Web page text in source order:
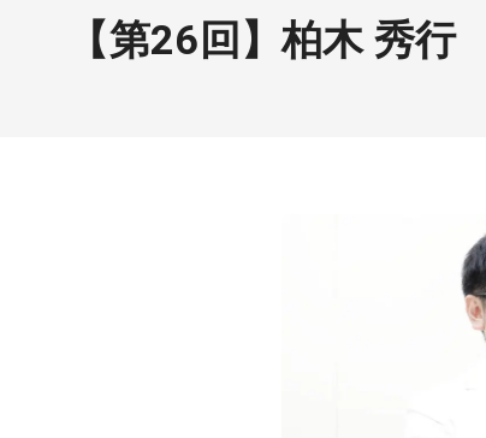
【第26回】柏木 秀行